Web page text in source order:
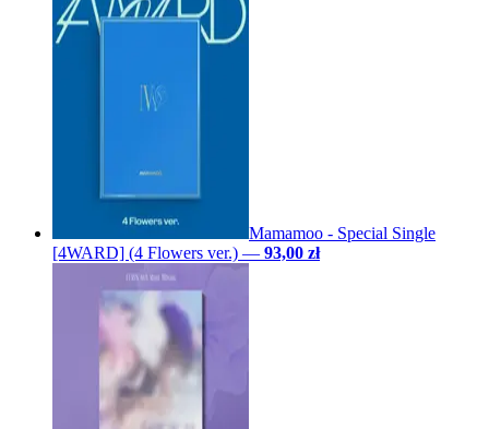
Mamamoo - Special Single
[4WARD] (4 Flowers ver.) — 93,00 zł